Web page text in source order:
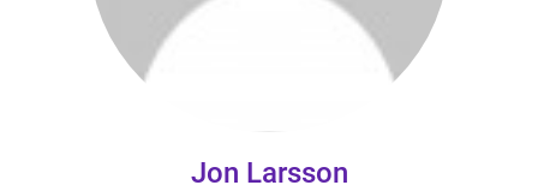
Jon Larsson